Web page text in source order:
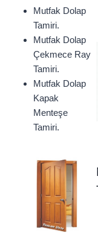
Mutfak Dolap
Tamiri.
Mutfak Dolap
Çekmece Ray
Tamiri.
Mutfak Dolap
Kapak
Menteşe
Tamiri.